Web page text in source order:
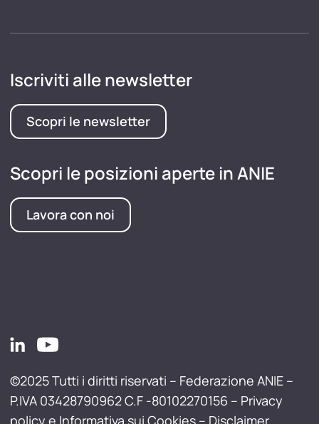
Iscriviti alle newsletter
Scopri le newsletter
Scopri le posizioni aperte in ANIE
Lavora con noi
©2025 Tutti i diritti riservati – Federazione ANIE –
P.IVA 03428790962 C.F -80102270156 – Privacy